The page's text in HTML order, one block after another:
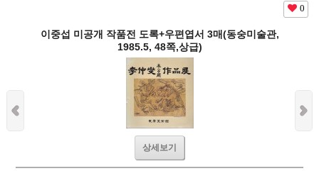
0
이중섭 미공개 작품전 도록+우편엽서 3매(동숭미술관,
1985.5, 48쪽,상급)
상세보기